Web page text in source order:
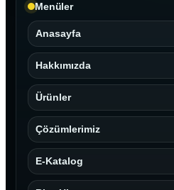
Menüler
Anasayfa
Hakkımızda
Ürünler
Çözümlerimiz
E-Katalog